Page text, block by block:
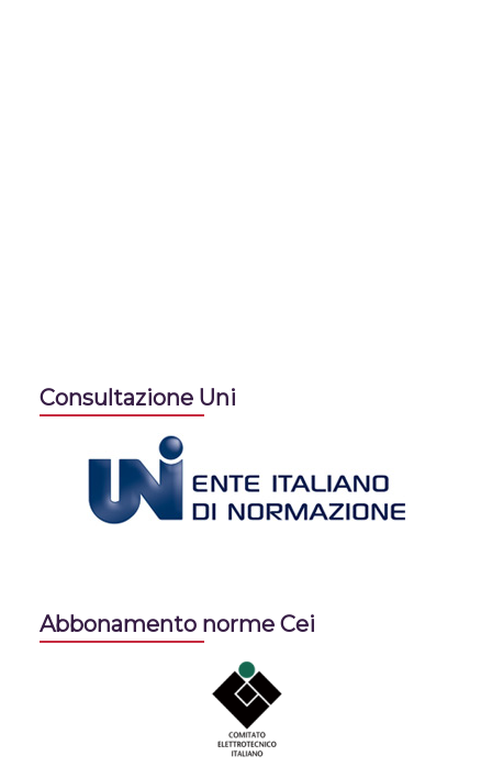
Consultazione Uni
Abbonamento norme Cei